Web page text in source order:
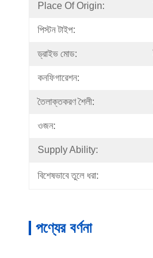
Place Of Origin:
পিস্টন টাইপ:
ড্রাইভ মোড:
কনফিগারেশন:
তৈলাক্তকরণ শৈলী:
ওজন:
Supply Ability:
বিশেষভাবে তুলে ধরা:
পণ্যের বর্ণনা